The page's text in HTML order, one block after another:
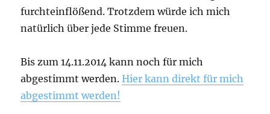
furchteinflößend. Trotzdem würde ich mich
natürlich über jede Stimme freuen.
Bis zum 14.11.2014 kann noch für mich
abgestimmt werden. Hier kann direkt für mich
abgestimmt werden!